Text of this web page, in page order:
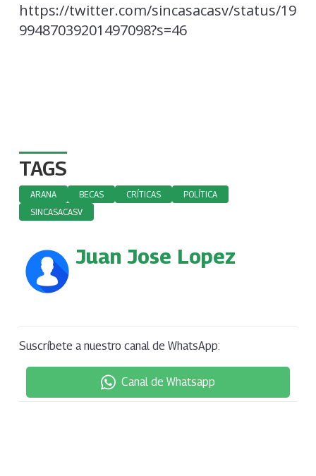
https://twitter.com/sincasacasv/status/19
99487039201497098?s=46
TAGS
ARANA BECAS CRÍTICAS
POLÍTICA
SINCASACASV
Juan Jose Lopez
Suscríbete a nuestro canal de WhatsApp:
Canal de Whatsapp